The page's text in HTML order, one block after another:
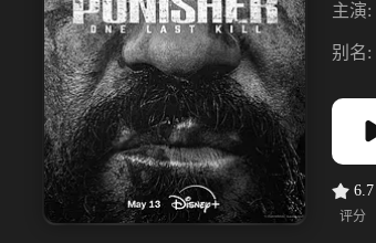
主演:
别名:
6.7
评分